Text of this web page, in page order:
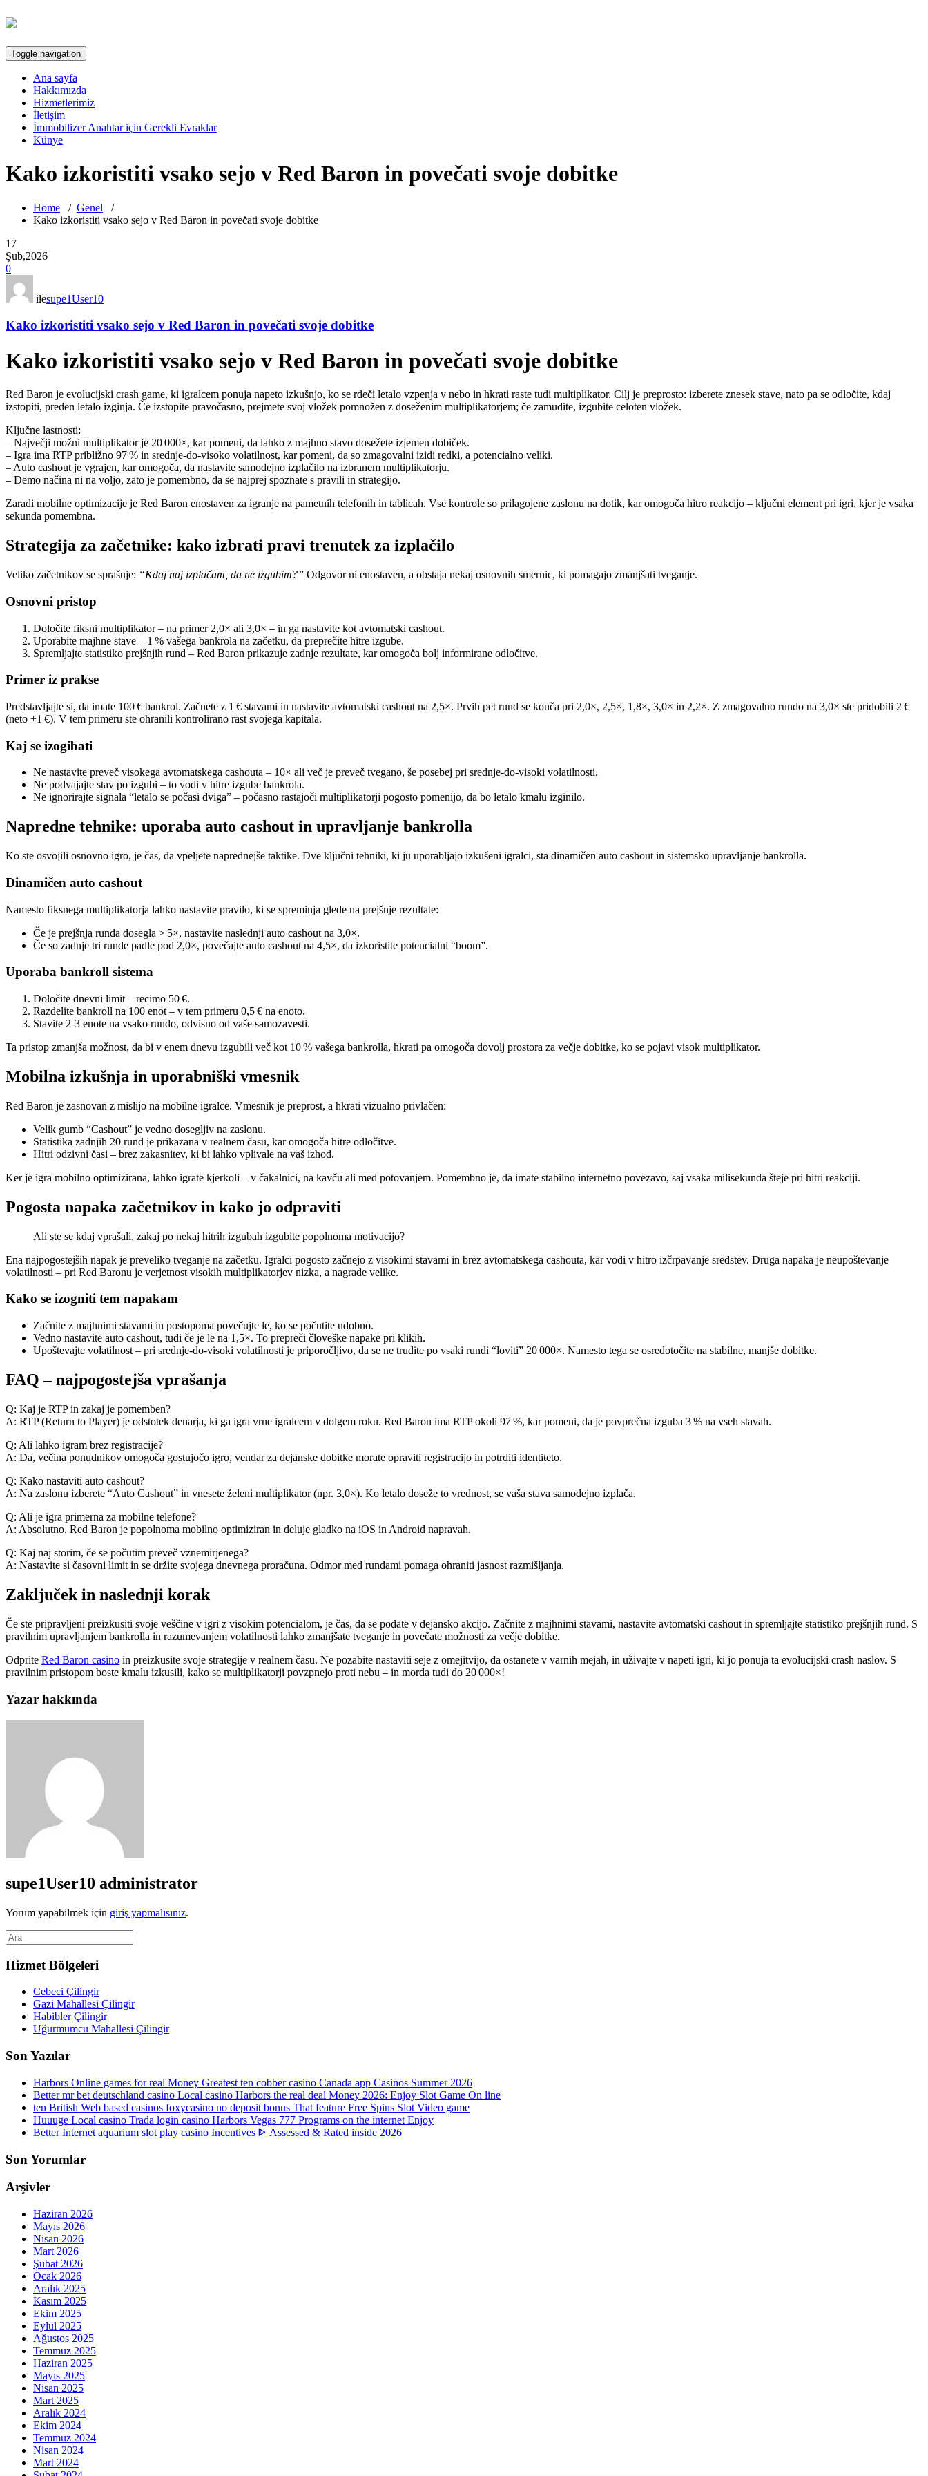
Toggle navigation
Ana sayfa
Hakkımızda
Hizmetlerimiz
İletişim
İmmobilizer Anahtar için Gerekli Evraklar
Künye
Kako izkoristiti vsako sejo v Red Baron in povečati svoje dobitke
Home / Genel /
Kako izkoristiti vsako sejo v Red Baron in povečati svoje dobitke
17
Şub,2026
0
ilesupe1User10
Kako izkoristiti vsako sejo v Red Baron in povečati svoje dobitke
Kako izkoristiti vsako sejo v Red Baron in povečati svoje dobitke
Red Baron je evolucijski crash game, ki igralcem ponuja napeto izkušnjo, ko se rdeči letalo vzpenja v nebo in hkrati raste tudi multiplikator. Cilj je preprosto: izberete znesek stave, nato pa se odločite, kdaj
izstopiti, preden letalo izginja. Če izstopite pravočasno, prejmete svoj vložek pomnožen z doseženim multiplikatorjem; če zamudite, izgubite celoten vložek.
Ključne lastnosti:
– Največji možni multiplikator je 20 000×, kar pomeni, da lahko z majhno stavo dosežete izjemen dobiček.
– Igra ima RTP približno 97 % in srednje‑do‑visoko volatilnost, kar pomeni, da so zmagovalni izidi redki, a potencialno veliki.
– Auto cashout je vgrajen, kar omogoča, da nastavite samodejno izplačilo na izbranem multiplikatorju.
– Demo načina ni na voljo, zato je pomembno, da se najprej spoznate s pravili in strategijo.
Zaradi mobilne optimizacije je Red Baron enostaven za igranje na pametnih telefonih in tablicah. Vse kontrole so prilagojene zaslonu na dotik, kar omogoča hitro reakcijo – ključni element pri igri, kjer je vsaka
sekunda pomembna.
Strategija za začetnike: kako izbrati pravi trenutek za izplačilo
Veliko začetnikov se sprašuje: “Kdaj naj izplačam, da ne izgubim?” Odgovor ni enostaven, a obstaja nekaj osnovnih smernic, ki pomagajo zmanjšati tveganje.
Osnovni pristop
Določite fiksni multiplikator – na primer 2,0× ali 3,0× – in ga nastavite kot avtomatski cashout.
Uporabite majhne stave – 1 % vašega bankrola na začetku, da preprečite hitre izgube.
Spremljajte statistiko prejšnjih rund – Red Baron prikazuje zadnje rezultate, kar omogoča bolj informirane odločitve.
Primer iz prakse
Predstavljajte si, da imate 100 € bankrol. Začnete z 1 € stavami in nastavite avtomatski cashout na 2,5×. Prvih pet rund se konča pri 2,0×, 2,5×, 1,8×, 3,0× in 2,2×. Z zmagovalno rundo na 3,0× ste pridobili 2 €
(neto +1 €). V tem primeru ste ohranili kontrolirano rast svojega kapitala.
Kaj se izogibati
Ne nastavite preveč visokega avtomatskega cashouta – 10× ali več je preveč tvegano, še posebej pri srednje‑do‑visoki volatilnosti.
Ne podvajajte stav po izgubi – to vodi v hitre izgube bankrola.
Ne ignorirajte signala “letalo se počasi dviga” – počasno rastajoči multiplikatorji pogosto pomenijo, da bo letalo kmalu izginilo.
Napredne tehnike: uporaba auto cashout in upravljanje bankrolla
Ko ste osvojili osnovno igro, je čas, da vpeljete naprednejše taktike. Dve ključni tehniki, ki ju uporabljajo izkušeni igralci, sta dinamičen auto cashout in sistemsko upravljanje bankrolla.
Dinamičen auto cashout
Namesto fiksnega multiplikatorja lahko nastavite pravilo, ki se spreminja glede na prejšnje rezultate:
Če je prejšnja runda dosegla > 5×, nastavite naslednji auto cashout na 3,0×.
Če so zadnje tri runde padle pod 2,0×, povečajte auto cashout na 4,5×, da izkoristite potencialni “boom”.
Uporaba bankroll sistema
Določite dnevni limit – recimo 50 €.
Razdelite bankroll na 100 enot – v tem primeru 0,5 € na enoto.
Stavite 2‑3 enote na vsako rundo, odvisno od vaše samozavesti.
Ta pristop zmanjša možnost, da bi v enem dnevu izgubili več kot 10 % vašega bankrolla, hkrati pa omogoča dovolj prostora za večje dobitke, ko se pojavi visok multiplikator.
Mobilna izkušnja in uporabniški vmesnik
Red Baron je zasnovan z mislijo na mobilne igralce. Vmesnik je preprost, a hkrati vizualno privlačen:
Velik gumb “Cashout” je vedno dosegljiv na zaslonu.
Statistika zadnjih 20 rund je prikazana v realnem času, kar omogoča hitre odločitve.
Hitri odzivni časi – brez zakasnitev, ki bi lahko vplivale na vaš izhod.
Ker je igra mobilno optimizirana, lahko igrate kjerkoli – v čakalnici, na kavču ali med potovanjem. Pomembno je, da imate stabilno internetno povezavo, saj vsaka milisekunda šteje pri hitri reakciji.
Pogosta napaka začetnikov in kako jo odpraviti
Ali ste se kdaj vprašali, zakaj po nekaj hitrih izgubah izgubite popolnoma motivacijo?
Ena najpogostejših napak je preveliko tveganje na začetku. Igralci pogosto začnejo z visokimi stavami in brez avtomatskega cashouta, kar vodi v hitro izčrpavanje sredstev. Druga napaka je neupoštevanje
volatilnosti – pri Red Baronu je verjetnost visokih multiplikatorjev nizka, a nagrade velike.
Kako se izogniti tem napakam
Začnite z majhnimi stavami in postopoma povečujte le, ko se počutite udobno.
Vedno nastavite auto cashout, tudi če je le na 1,5×. To prepreči človeške napake pri klikih.
Upoštevajte volatilnost – pri srednje‑do‑visoki volatilnosti je priporočljivo, da se ne trudite po vsaki rundi “loviti” 20 000×. Namesto tega se osredotočite na stabilne, manjše dobitke.
FAQ – najpogostejša vprašanja
Q: Kaj je RTP in zakaj je pomemben?
A: RTP (Return to Player) je odstotek denarja, ki ga igra vrne igralcem v dolgem roku. Red Baron ima RTP okoli 97 %, kar pomeni, da je povprečna izguba 3 % na vseh stavah.
Q: Ali lahko igram brez registracije?
A: Da, večina ponudnikov omogoča gostujočo igro, vendar za dejanske dobitke morate opraviti registracijo in potrditi identiteto.
Q: Kako nastaviti auto cashout?
A: Na zaslonu izberete “Auto Cashout” in vnesete želeni multiplikator (npr. 3,0×). Ko letalo doseže to vrednost, se vaša stava samodejno izplača.
Q: Ali je igra primerna za mobilne telefone?
A: Absolutno. Red Baron je popolnoma mobilno optimiziran in deluje gladko na iOS in Android napravah.
Q: Kaj naj storim, če se počutim preveč vznemirjenega?
A: Nastavite si časovni limit in se držite svojega dnevnega proračuna. Odmor med rundami pomaga ohraniti jasnost razmišljanja.
Zaključek in naslednji korak
Če ste pripravljeni preizkusiti svoje veščine v igri z visokim potencialom, je čas, da se podate v dejansko akcijo. Začnite z majhnimi stavami, nastavite avtomatski cashout in spremljajte statistiko prejšnjih rund. S
pravilnim upravljanjem bankrolla in razumevanjem volatilnosti lahko zmanjšate tveganje in povečate možnosti za večje dobitke.
Odprite Red Baron casino in preizkusite svoje strategije v realnem času. Ne pozabite nastaviti seje z omejitvijo, da ostanete v varnih mejah, in uživajte v napeti igri, ki jo ponuja ta evolucijski crash naslov. S
pravilnim pristopom boste kmalu izkusili, kako se multiplikatorji povzpnejo proti nebu – in morda tudi do 20 000×!
Yazar hakkında
supe1User10 administrator
Yorum yapabilmek için giriş yapmalısınız.
Hizmet Bölgeleri
Cebeci Çilingir
Gazi Mahallesi Çilingir
Habibler Çilingir
Uğurmumcu Mahallesi Çilingir
Son Yazılar
Harbors Online games for real Money Greatest ten cobber casino Canada app Casinos Summer 2026
Better mr bet deutschland casino Local casino Harbors the real deal Money 2026: Enjoy Slot Game On line
ten British Web based casinos foxycasino no deposit bonus That feature Free Spins Slot Video game
Huuuge Local casino Trada login casino Harbors Vegas 777 Programs on the internet Enjoy
Better Internet aquarium slot play casino Incentives ᐈ Assessed & Rated inside 2026
Son Yorumlar
Arşivler
Haziran 2026
Mayıs 2026
Nisan 2026
Mart 2026
Şubat 2026
Ocak 2026
Aralık 2025
Kasım 2025
Ekim 2025
Eylül 2025
Ağustos 2025
Temmuz 2025
Haziran 2025
Mayıs 2025
Nisan 2025
Mart 2025
Aralık 2024
Ekim 2024
Temmuz 2024
Nisan 2024
Mart 2024